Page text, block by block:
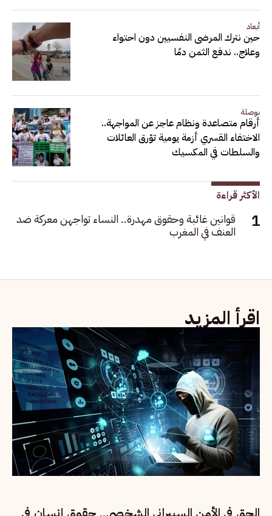
أبعاد
حين نترك المرضى النفسيين دون احتواء
وعلاج.. ندفع الثمن دمًا
بوصلة
أرقام متصاعدة ونظام عاجز عن المواجهة..
الاختفاء القسري أزمة يومية تؤرق العائلات
والسلطات في المكسيك
الأكثر قراءة
قوانين غائبة وحقوق مهدرة.. النساء تواجهن معركة ضد
العنف في المغرب
اقرأ المزيد